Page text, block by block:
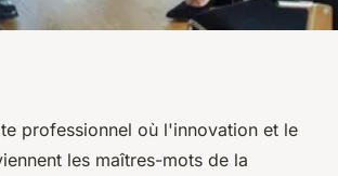
organisez
professionnel où l'innovation et le
les maîtres-mots de la